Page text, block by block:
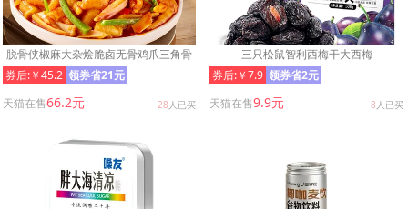
脱骨侠椒麻大杂烩脆卤无骨鸡爪三角骨
鸡脚筋贡菜鸡胗五拼休闲零食
券后:￥45.2 领券省21元
天猫在售66.2元 28 人已买
三只松鼠智利西梅干大西梅
券后:￥7.9 领券省2元
天猫在售9.9元 8 人已买